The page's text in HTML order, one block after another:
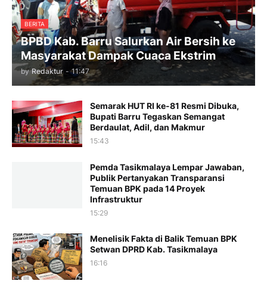
BERITA
BPBD Kab. Barru Salurkan Air Bersih ke
Masyarakat Dampak Cuaca Ekstrim
by Redaktur - 11:47
Semarak HUT RI ke-81 Resmi Dibuka,
Bupati Barru Tegaskan Semangat
Berdaulat, Adil, dan Makmur
15:43
Pemda Tasikmalaya Lempar Jawaban,
Publik Pertanyakan Transparansi
Temuan BPK pada 14 Proyek
Infrastruktur
15:29
Menelisik Fakta di Balik Temuan BPK
Setwan DPRD Kab. Tasikmalaya
16:16